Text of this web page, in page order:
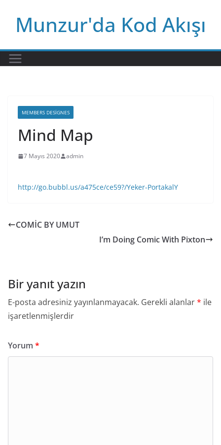
contentMunzur'da Kod Akışı
MEMBERS DESIGNES
Mind Map
7 Mayıs 2020 admin
http://go.bubbl.us/a475ce/ce59?/Yeker-PortakalY
COMİC BY UMUT
I’m Doing Comic With Pixton
Bir yanıt yazın
E-posta adresiniz yayınlanmayacak. Gerekli alanlar* ile
işaretlenmişlerdir
Yorum *